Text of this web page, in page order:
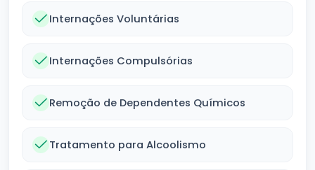
Internações Voluntárias
Internações Compulsórias
Remoção de Dependentes Químicos
Tratamento para Alcoolismo